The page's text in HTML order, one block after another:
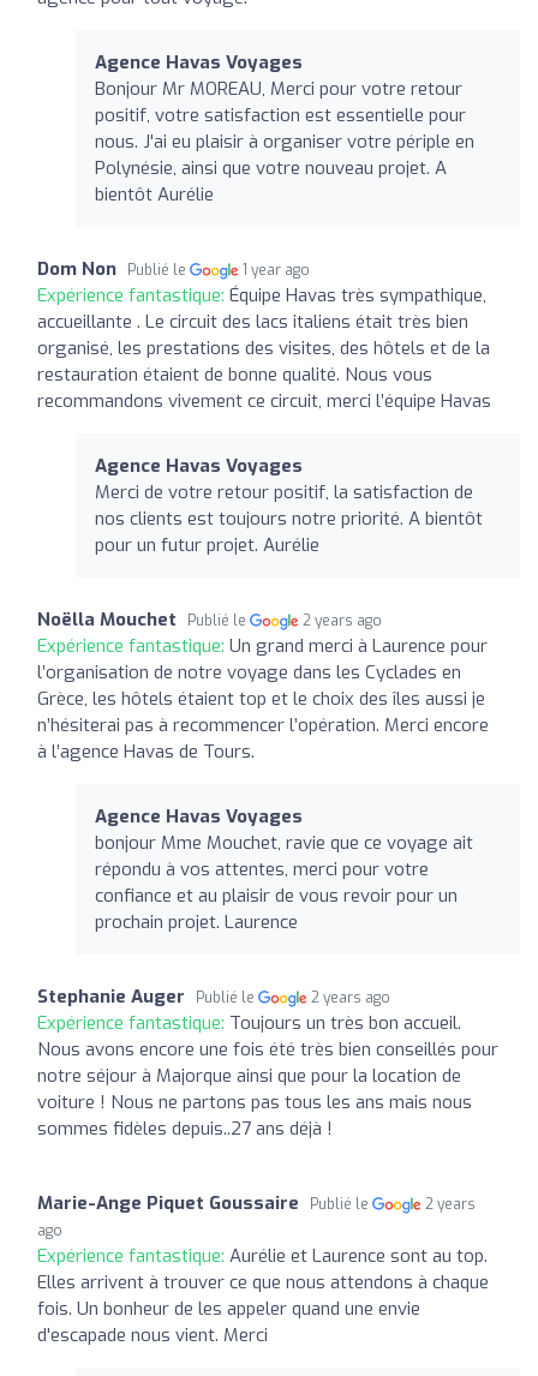
Agence Havas Voyages
Bonjour Mr MOREAU, Merci pour votre retour
positif, votre satisfaction est essentielle pour
nous. J'ai eu plaisir à organiser votre périple en
Polynésie, ainsi que votre nouveau projet. A
bientôt Aurélie
Dom Non Publié le 1 year ago
Expérience fantastique: Équipe Havas très sympathique,
accueillante . Le circuit des lacs italiens était très bien
organisé, les prestations des visites, des hôtels et de la
restauration étaient de bonne qualité. Nous vous
recommandons vivement ce circuit, merci l’équipe Havas
Agence Havas Voyages
Merci de votre retour positif, la satisfaction de
nos clients est toujours notre priorité. A bientôt
pour un futur projet. Aurélie
Noëlla Mouchet Publié le 2 years ago
Expérience fantastique: Un grand merci à Laurence pour
l’organisation de notre voyage dans les Cyclades en
Grèce, les hôtels étaient top et le choix des îles aussi je
n’hésiterai pas à recommencer l’opération. Merci encore
à l’agence Havas de Tours.
Agence Havas Voyages
bonjour Mme Mouchet, ravie que ce voyage ait
répondu à vos attentes, merci pour votre
confiance et au plaisir de vous revoir pour un
prochain projet. Laurence
Stephanie Auger Publié le 2 years ago
Expérience fantastique: Toujours un très bon accueil.
Nous avons encore une fois été très bien conseillés pour
notre séjour à Majorque ainsi que pour la location de
voiture ! Nous ne partons pas tous les ans mais nous
sommes fidèles depuis..27 ans déjà !
Marie-Ange Piquet Goussaire Publié le
2 years
ago
Expérience fantastique: Aurélie et Laurence sont au top.
Elles arrivent à trouver ce que nous attendons à chaque
fois. Un bonheur de les appeler quand une envie
d'escapade nous vient. Merci